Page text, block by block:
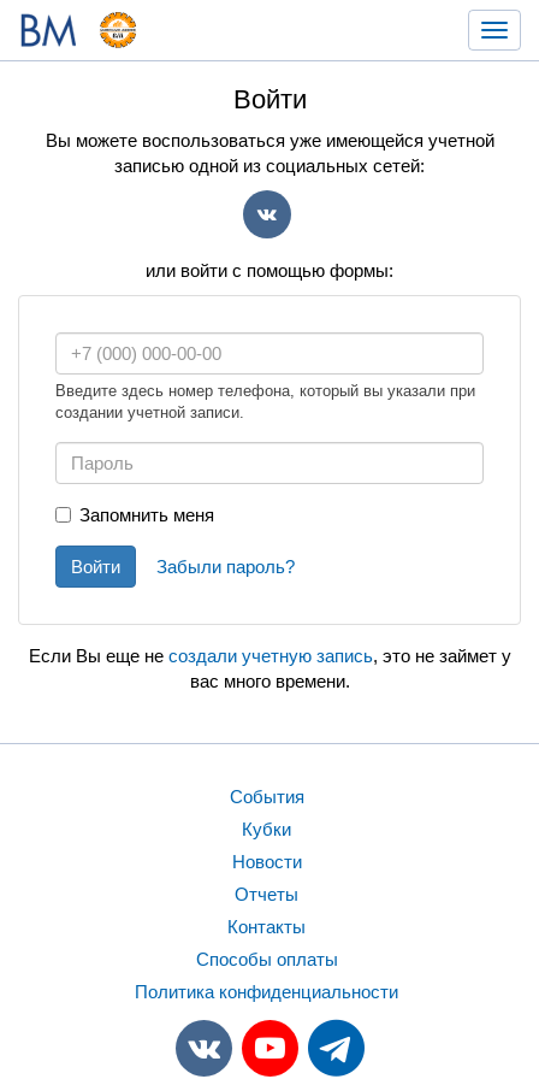
Войти
Вы можете воспользоваться уже имеющейся учетной
записью одной из социальных сетей:
или войти с помощью формы:
Введите здесь номер телефона, который вы указали при
создании учетной записи.
Запомнить меня
Войти Забыли пароль?
Если Вы еще не создали учетную запись, это не займет у
вас много времени.
События
Кубки
Новости
Отчеты
Контакты
Способы оплаты
Политика конфиденциальности